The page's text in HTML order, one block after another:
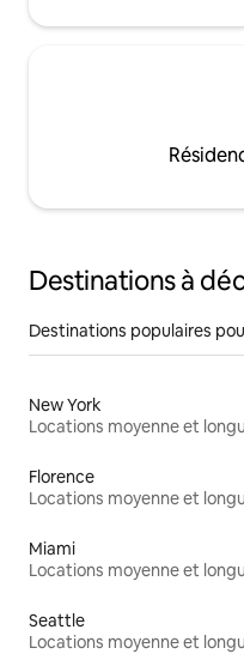
Destinations à
Destinations populaires
New York
Florence
Miami
Seattle